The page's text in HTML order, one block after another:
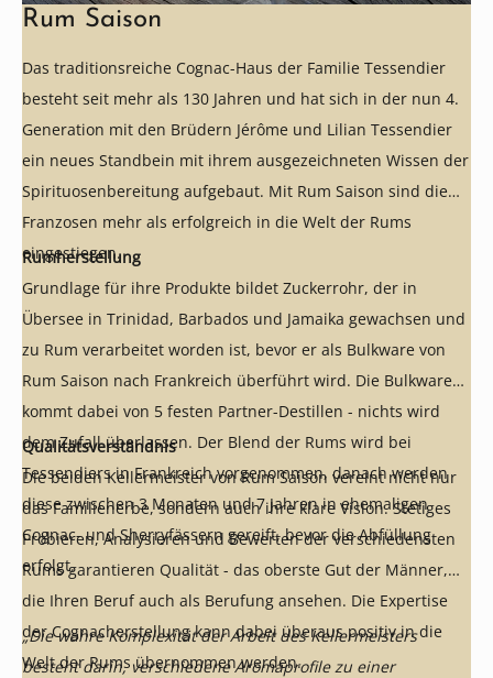
Rum Saison
Das traditionsreiche Cognac-Haus der Familie Tessendier
besteht seit mehr als 130 Jahren und hat sich in der nun 4.
Generation mit den Brüdern Jérôme und Lilian Tessendier
ein neues Standbein mit ihrem ausgezeichneten Wissen der
Spirituosenbereitung aufgebaut. Mit Rum Saison sind die
Franzosen mehr als erfolgreich in die Welt der Rums
eingestiegen.
Rumherstellung
Grundlage für ihre Produkte bildet Zuckerrohr, der in
Übersee in Trinidad, Barbados und Jamaika gewachsen und
zu Rum verarbeitet worden ist, bevor er als Bulkware von
Rum Saison nach Frankreich überführt wird. Die Bulkware
kommt dabei von 5 festen Partner-Destillen - nichts wird
dem Zufall überlassen. Der Blend der Rums wird bei
Tessendiers in Frankreich vorgenommen, danach werden
diese zwischen 3 Monaten und 7 Jahren in ehemaligen
Cognac- und Sherryfässern gereift, bevor die Abfüllung
erfolgt.
Qualitätsverständnis
Die beiden Kellermeister von Rum Saison vereint nicht nur
das Familienerbe, sondern auch ihre klare Vision. Stetiges
Probieren, Analysieren und Bewerten der verschiedensten
Rums garantieren Qualität - das oberste Gut der Männer,
die Ihren Beruf auch als Berufung ansehen. Die Expertise
der Cognacherstellung kann dabei überaus positiv in die
Welt der Rums übernommen werden.
„Die wahre Komplexität der Arbeit des Kellermeisters
besteht darin, verschiedene Aromaprofile zu einer